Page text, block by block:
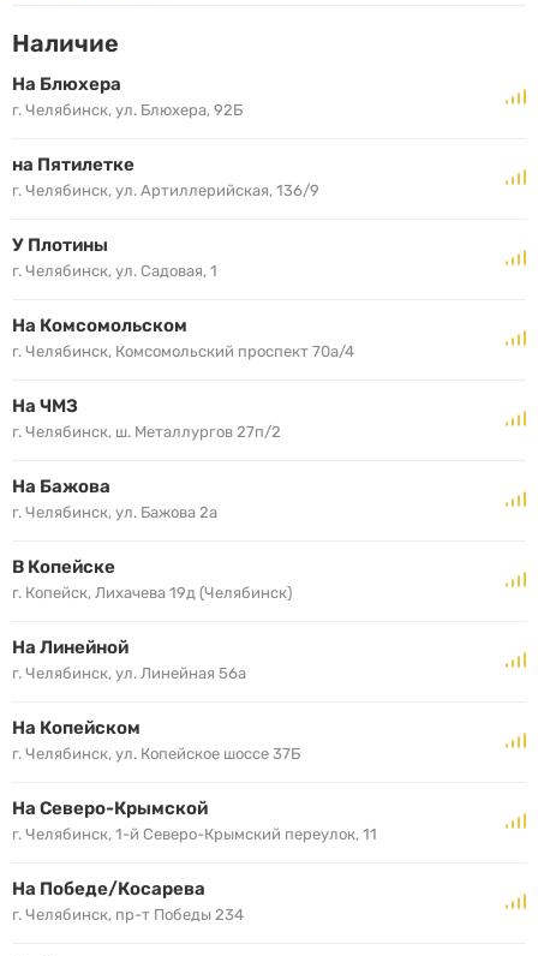
Наличие
На Блюхера
г. Челябинск, ул. Блюхера, 92Б
на Пятилетке
г. Челябинск, ул. Артиллерийская, 136/9
У Плотины
г. Челябинск, ул. Садовая, 1
На Комсомольском
г. Челябинск, Комсомольский проспект 70а/4
На ЧМЗ
г. Челябинск, ш. Металлургов 27п/2
На Бажова
г. Челябинск, ул. Бажова 2а
В Копейске
г. Копейск, Лихачева 19д (Челябинск)
На Линейной
г. Челябинск, ул. Линейная 56а
На Копейском
г. Челябинск, ул. Копейское шоссе 37Б
На Северо-Крымской
г. Челябинск, 1-й Северо-Крымский переулок, 11
На Победе/Косарева
г. Челябинск, пр-т Победы 234